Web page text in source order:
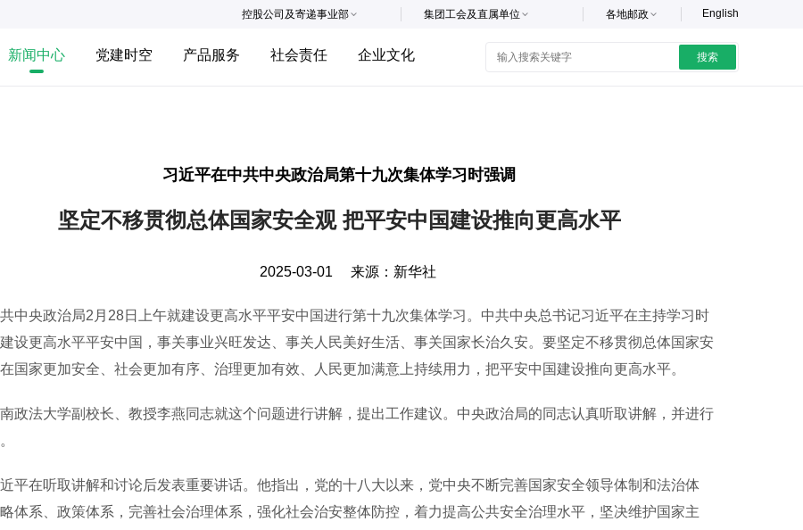
English
各地邮政
集团工会及直属单位
控股公司及寄递事业部
新闻中心 党建时空 产品服务 社会责任 企业文化 搜索
习近平在中共中央政治局第十九次集体学习时强调
坚定不移贯彻总体国家安全观 把平安中国建设推向更高水平
2025-03-01 来源： 新华社
央政治局2月28日上午就建设更高水平平安中国进行第十九次集体学习。中共中央总书记习近平在主持学习时
设更高水平平安中国，事关事业兴旺发达、事关人民美好生活、事关国家长治久安。要坚定不移贯彻总体国家安
国家更加安全、社会更加有序、治理更加有效、人民更加满意上持续用力，把平安中国建设推向更高水平。
法大学副校长、教授李燕同志就这个问题进行讲解，提出工作建议。中央政治局的同志认真听取讲解，并进行
在听取讲解和讨论后发表重要讲话。他指出，党的十八大以来，党中央不断完善国家安全领导体制和法治体
体系、政策体系，完善社会治理体系，强化社会治安整体防控，着力提高公共安全治理水平，坚决维护国家主